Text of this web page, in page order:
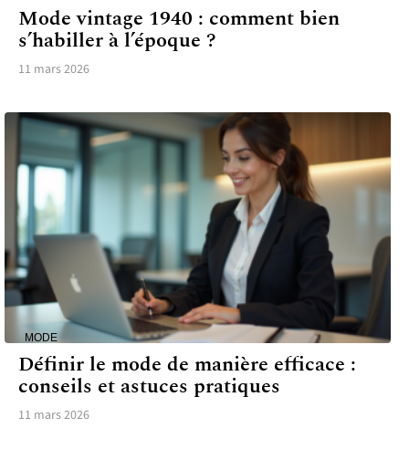
Mode vintage 1940 : comment bien
s’habiller à l’époque ?
11 mars 2026
MODE
Définir le mode de manière efficace :
conseils et astuces pratiques
11 mars 2026